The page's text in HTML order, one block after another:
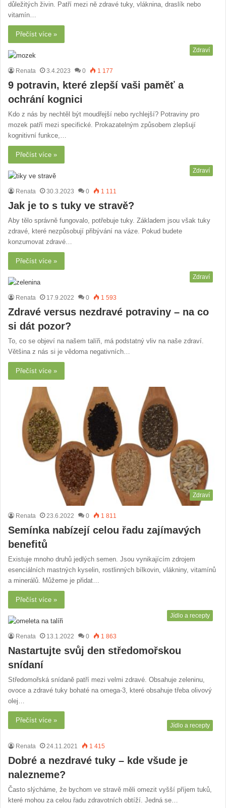
důležitých živin. Patří mezi ně zdravé tuky, vláknina, draslík nebo
vitamín…
Přečíst více »
Zdraví
Renata 3.4.2023 0 1 177
9 potravin, které zlepší vaši paměť a
ochrání kognici
Kdo z nás by nechtěl být moudřejší nebo rychlejší? Potraviny pro
mozek patří mezi specifické. Prokazatelným způsobem zlepšují
kognitivní funkce,…
Přečíst více »
Zdraví
Renata 30.3.2023 0 1 111
Jak je to s tuky ve stravě?
Aby tělo správně fungovalo, potřebuje tuky. Základem jsou však tuky
zdravé, které nezpůsobují přibývání na váze. Pokud budete
konzumovat zdravé…
Přečíst více »
Zdraví
Renata 17.9.2022 0 1 593
Zdravé versus nezdravé potraviny – na co
si dát pozor?
To, co se objeví na našem talíři, má podstatný vliv na naše zdraví.
Většina z nás si je vědoma negativních…
Přečíst více »
Zdraví
Renata 23.6.2022 0 1 811
Semínka nabízejí celou řadu zajímavých
benefitů
Existuje mnoho druhů jedlých semen. Jsou vynikajícím zdrojem
esenciálních mastných kyselin, rostlinných bílkovin, vlákniny, vitamínů
a minerálů. Můžeme je přidat…
Přečíst více »
Jídlo a recepty
Renata 13.1.2022 0 1 863
Nastartujte svůj den středomořskou
snídaní
Středomořská snídaně patří mezi velmi zdravé. Obsahuje zeleninu,
ovoce a zdravé tuky bohaté na omega-3, které obsahuje třeba olivový
olej…
Přečíst více »
Jídlo a recepty
Renata 24.11.2021 1 415
Dobré a nezdravé tuky – kde všude je
nalezneme?
Často slýcháme, že bychom ve stravě měli omezit vyšší příjem tuků,
které mohou za celou řadu zdravotních obtíží. Jedná se…